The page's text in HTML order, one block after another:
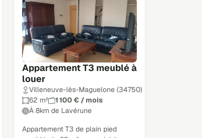
Appartement T3 meublé à
louer
Villeneuve-lès-Maguelone (34750)
62 m²
1 100 € / mois
À 8km de Lavérune
Appartement T3 de plain pied